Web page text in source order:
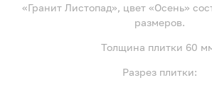
«Гранит Листопад», цвет «Осень»
размеров.
Толщина плитки 60
Разрез плитки: